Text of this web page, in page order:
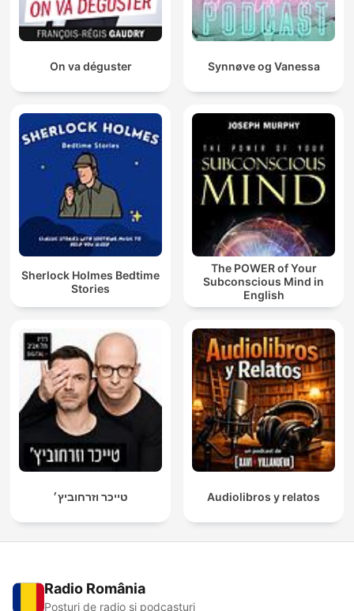
On va déguster Synnøve og Vanessa
Sherlock Holmes Bedtime
Stories
The POWER of Your
Subconscious Mind in
English
טייכר וזרחוביץ׳ Audiolibros y relatos
Radio România
Posturi de radio și podcasturi